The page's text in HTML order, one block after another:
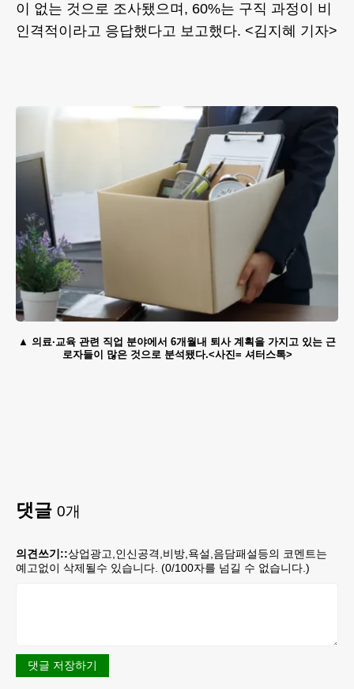
이 없는 것으로 조사됐으며, 60%는 구직 과정이 비
인격적이라고 응답했다고 보고했다. <김지혜 기자>
의료·교육 관련 직업 분야에서 6개월내 퇴사 계획을 가지고 있는 근
로자들이 많은 것으로 분석됐다.<사진= 셔터스톡>
댓글 0개
의견쓰기::상업광고,인신공격,비방,욕설,음담패설등의 코멘트는
예고없이 삭제될수 있습니다. (0/100자를 넘길 수 없습니다.)
댓글 저장하기